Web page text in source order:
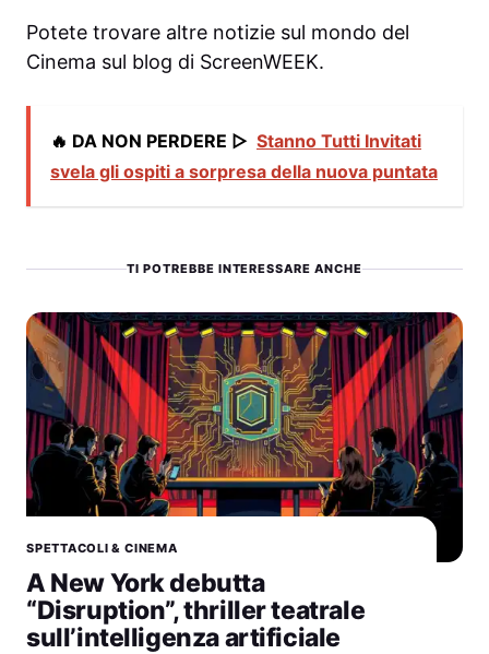
Potete trovare altre notizie sul mondo del
Cinema sul blog di ScreenWEEK.
🔥 DA NON PERDERE ▷ Stanno Tutti Invitati
svela gli ospiti a sorpresa della nuova puntata
TI POTREBBE INTERESSARE ANCHE
SPETTACOLI & CINEMA
A New York debutta
“Disruption”, thriller teatrale
sull’intelligenza artificiale